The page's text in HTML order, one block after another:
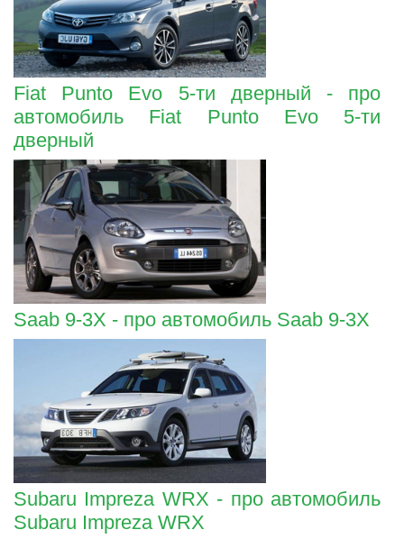
Fiat Punto Evo 5-ти дверный - про
автомобиль Fiat Punto Evo 5-ти
дверный
Saab 9-3X - про автомобиль Saab 9-3X
Subaru Impreza WRX - про автомобиль
Subaru Impreza WRX